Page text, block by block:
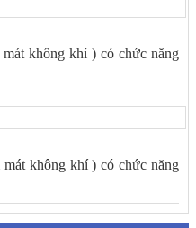
không khí ) có chức năng
không khí ) có chức năng